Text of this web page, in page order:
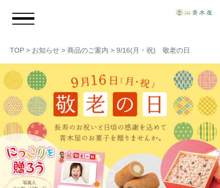
青木屋のおもい
商品情報
店舗情報
採用情報
TOP > お知らせ > 商品のご案内 > 9/16(月・祝) 敬老の日